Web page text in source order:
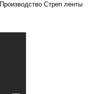
Производство Стреп ленты